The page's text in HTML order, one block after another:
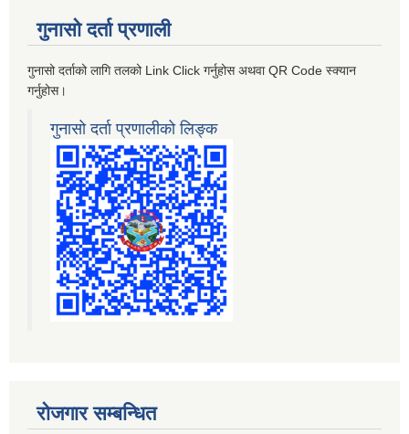
गुनासो दर्ता प्रणाली
गुनासो दर्ताको लागि तलको Link Click गर्नुहोस अथवा QR Code स्क्यान
गर्नुहोस।
गुनासो दर्ता प्रणालीको लिङ्क
रोजगार सम्बन्धित